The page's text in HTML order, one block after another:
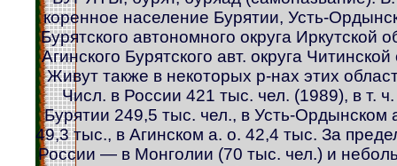
коренное население Бурятии, Усть-
Бурятского автономного округа Иркутской
Агинского Бурятского авт. округа Читинской
Живут также в некоторых р-нах этих
Числ. в России 421 тыс. чел. (1989), в т. ч.
Бурятии 249,5 тыс. чел., в Усть-Ордынском
49,3 тыс., в Агинском а. о. 42,4 тыс. За
России — в Монголии (70 тыс. чел.) и